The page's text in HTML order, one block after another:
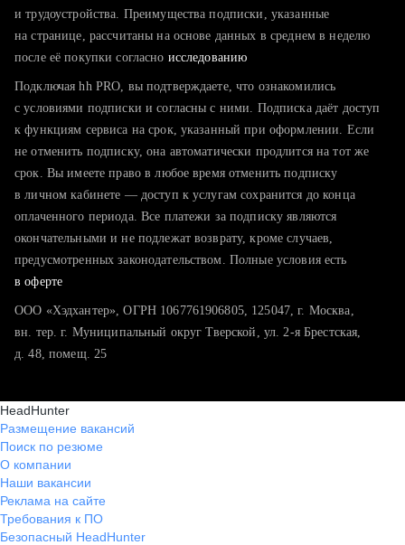
тратите много времени на поиск и вручную поднимаете
хотите сравнить себя с конкурентами и оценить шансы
и трудоустройства. Преимущества подписки, указанные
на странице, рассчитаны на основе данных в среднем в неделю
после её покупки согласно исследованию
Подключая hh PRO, вы подтверждаете, что ознакомились
с условиями подписки и согласны с ними. Подписка даёт доступ
к функциям сервиса на срок, указанный при оформлении. Если
не отменить подписку, она автоматически продлится на тот же
срок. Вы имеете право в любое время отменить подписку
в личном кабинете — доступ к услугам сохранится до конца
оплаченного периода. Все платежи за подписку являются
окончательными и не подлежат возврату, кроме случаев,
предусмотренных законодательством. Полные условия есть
в оферте
ООО «Хэдхантер», ОГРН 1067761906805, 125047, г. Москва,
вн. тер. г. Муниципальный округ Тверской, ул. 2-я Брестская,
д. 48, помещ. 25
HeadHunter
Размещение вакансий
Поиск по резюме
О компании
Наши вакансии
Реклама на сайте
Требования к ПО
Безопасный HeadHunter